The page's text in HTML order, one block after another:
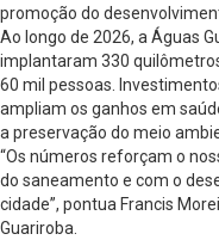
promoção do
Ao longo de 2026, a Águas
implantaram 330
60 mil pessoas.
ampliam os ganhos em
a preservação do meio
“Os números reforçam o
do saneamento e com o
cidade”, pontua Francis
Guariroba.